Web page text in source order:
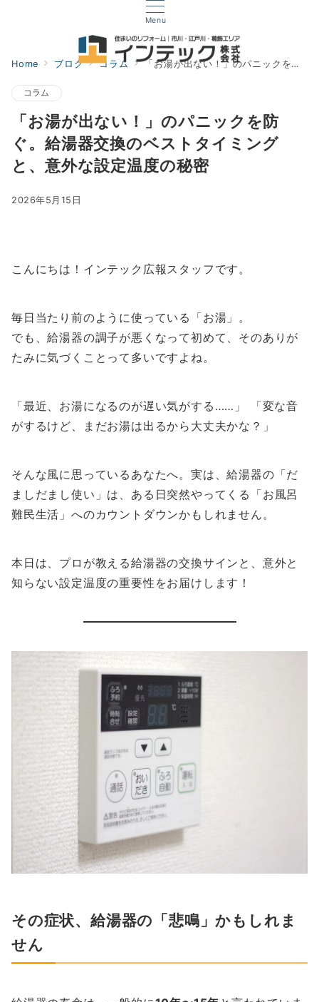
Menu
Home ブログ コラム 「お湯が出ない！」のパニックを防ぐ。給湯器交換のベストタイミングと、意外な設定温度の秘密
コラム
「お湯が出ない！」のパニックを防
ぐ。給湯器交換のベストタイミング
と、意外な設定温度の秘密
2026年5月15日
こんにちは！インテック広報スタッフです。
毎日当たり前のように使っている「お湯」。
でも、給湯器の調子が悪くなって初めて、そのありが
たみに気づくことって多いですよね。
「最近、お湯になるのが遅い気がする……」 「変な音
がするけど、まだお湯は出るから大丈夫かな？」
そんな風に思っているあなたへ。実は、給湯器の「だ
ましだまし使い」は、ある日突然やってくる「お風呂
難民生活」へのカウントダウンかもしれません。
本日は、プロが教える給湯器の交換サインと、意外と
知らない設定温度の重要性をお届けします！
その症状、給湯器の「悲鳴」かもしれま
せん